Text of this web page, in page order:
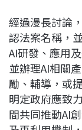
經過漫長討論
認法案名稱，
AI研發、應用
並辦理AI相關
勵、輔導，或
明定政府應致
間共同推動AI